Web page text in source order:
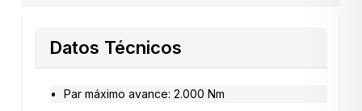
Datos Técnicos
Par máximo avance: 2.000 Nm